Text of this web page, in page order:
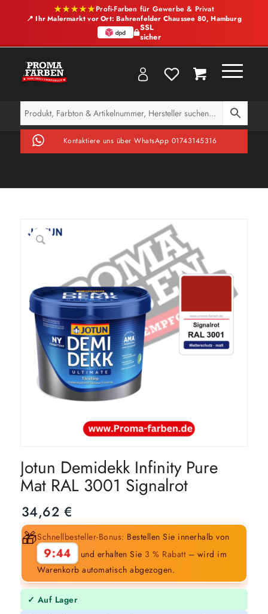
★★★★★Profi-Farben für Gewerbe & Privat
📍 Ihr Malermarkt vor Ort: Bahrenfelder Chaussee 80, Hamburg
SSL
sicher
Kontaktiere uns über WhatsApp 01743145316
Jotun Demidekk Infinity Pure
Mat RAL 3001 Signalrot
34,62 €
🎁Schnellbesteller-Bonus: Bestellen Sie innerhalb von
9:43 und erhalten Sie 3 % Rabatt– wird im
Warenkorb automatisch abgezogen.
✓ Auf Lager